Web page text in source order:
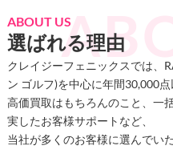
ABOUT US
選ばれる理由
クレイジーフェニックスでは、
ン ゴルフ)を中心に年間30,000
高価買取はもちろんのこと、一
実したお客様サポートなど、
当社が多くのお客様に選んでい